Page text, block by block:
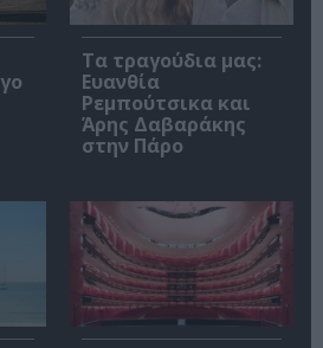
Τα τραγούδια μας:
Ευανθία
Ρεμπούτσικα και
Άρης Δαβαράκης
στην Πάρο